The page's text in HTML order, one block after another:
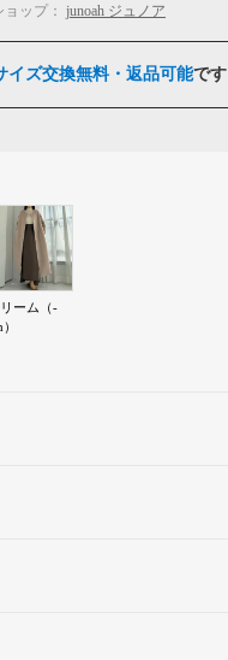
ョップ： junoah ジュノア
イズ交換無料・返品可能です
ーム（-